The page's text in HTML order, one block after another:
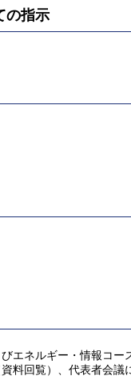
の指示
エネルギー・情報コ
料回覧）、代表者会議